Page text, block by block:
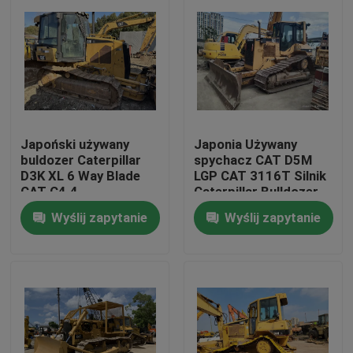
Produkty
O nas
Japoński używany
buldozer Caterpillar
D3K XL 6 Way Blade
CAT C4.4
Wyślij zapytanie
Japonia Używany
spychacz CAT D5M
LGP CAT 3116T Silnik
Caterpillar Bulldozer
D5
Wyślij zapytanie